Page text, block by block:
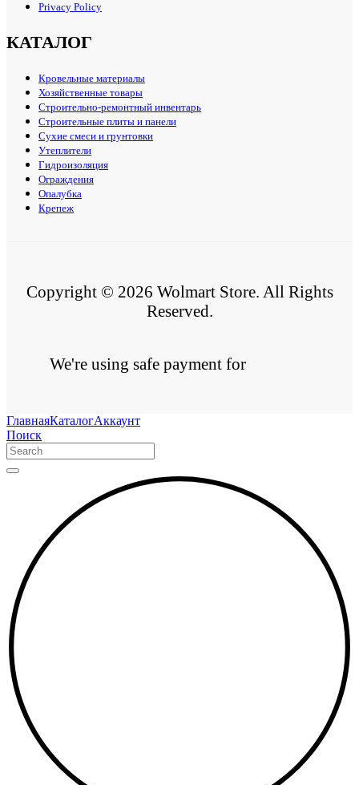
Privacy Policy
КАТАЛОГ
Кровельные материалы
Хозяйственные товары
Строительно-ремонтный инвентарь
Строительные плиты и панели
Сухие смеси и грунтовки
Утеплители
Гидроизоляция
Ограждения
Опалубка
Крепеж
Copyright © 2026 Wolmart Store. All Rights
Reserved.
We're using safe payment for
ГлавнаяКаталогАккаунт
Поиск